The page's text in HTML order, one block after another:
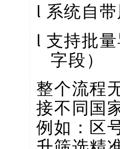
l 系统自
l 支持批
字段）
整个流程
接不同国
例如：区